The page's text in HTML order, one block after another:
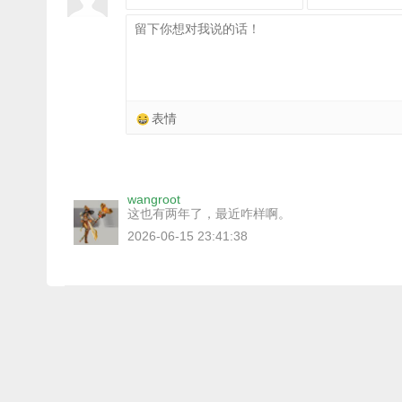
表情
wangroot
这也有两年了，最近咋样啊。
2026-06-15 23:41:38